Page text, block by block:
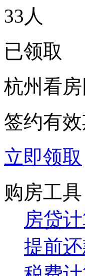
33 人
已领取
杭州看
签约有效
立即领取
购房工具
房贷
提前